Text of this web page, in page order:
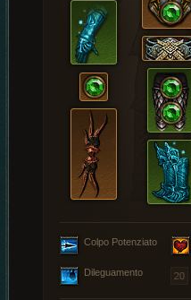
Colpo Potenziato
Dileguamento